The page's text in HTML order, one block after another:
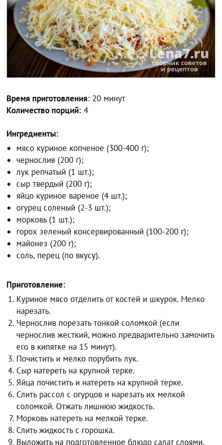
Время приготовления: 20 минут
Количество порций: 4
Ингредиенты:
мясо куриное копченое (300-400 г);
чернослив (200 г);
лук репчатый (1 шт.);
сыр твердый (200 г);
яйцо куриное вареное (4 шт.);
огурец соленый (2-3 шт.);
морковь (1 шт.);
горох зеленый консервированный (100-200 г);
майонез (200 г);
соль, перец (по вкусу).
Приготовление:
Куриное мясо отделить от костей и шкурок. Мелко
нарезать.
Чернослив порезать тонкой соломкой (если
чернослив жесткий, можно предварительно замочить
его в кипятке на 15 минут).
Почистить и мелко порубить лук.
Сыр натереть на крупной терке.
Яйца почистить и натереть на крупной терке.
Слить рассол с огурцов и нарезать их мелкой
соломкой. Отжать лишнюю жидкость.
Морковь натереть на мелкой терке.
Слить жидкость с горошка.
Выложить на подготовленное блюдо салат слоями.